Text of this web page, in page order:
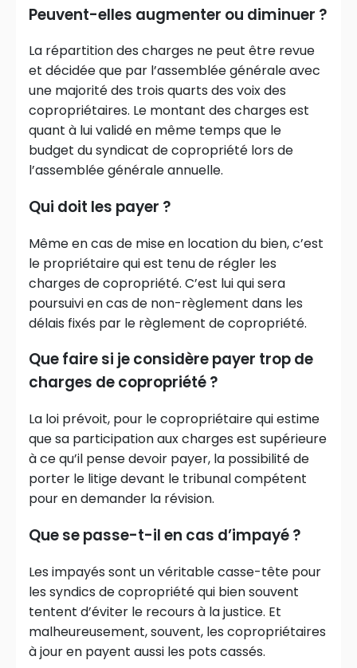
Peuvent-elles augmenter ou diminuer ?
La répartition des charges ne peut être revue
et décidée que par l’assemblée générale avec
une majorité des trois quarts des voix des
copropriétaires. Le montant des charges est
quant à lui validé en même temps que le
budget du syndicat de copropriété lors de
l’assemblée générale annuelle.
Qui doit les payer ?
Même en cas de mise en location du bien, c’est
le propriétaire qui est tenu de régler les
charges de copropriété. C’est lui qui sera
poursuivi en cas de non-règlement dans les
délais fixés par le règlement de copropriété.
Que faire si je considère payer trop de
charges de copropriété ?
La loi prévoit, pour le copropriétaire qui estime
que sa participation aux charges est supérieure
à ce qu’il pense devoir payer, la possibilité de
porter le litige devant le tribunal compétent
pour en demander la révision.
Que se passe-t-il en cas d’impayé ?
Les impayés sont un véritable casse-tête pour
les syndics de copropriété qui bien souvent
tentent d’éviter le recours à la justice. Et
malheureusement, souvent, les copropriétaires
à jour en payent aussi les pots cassés.